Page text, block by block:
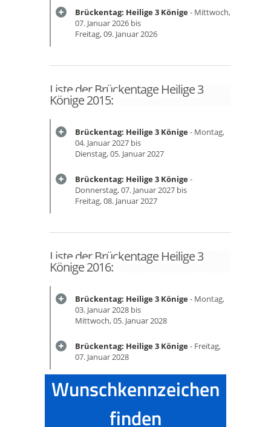
Brückentag: Heilige 3 Könige- Mittwoch,
07. Januar 2026 bis
Freitag, 09. Januar 2026
Liste der Brückentage Heilige 3
Könige 2015:
Brückentag: Heilige 3 Könige- Montag,
04. Januar 2027 bis
Dienstag, 05. Januar 2027
Brückentag: Heilige 3 Könige-
Donnerstag, 07. Januar 2027 bis
Freitag, 08. Januar 2027
Liste der Brückentage Heilige 3
Könige 2016:
Brückentag: Heilige 3 Könige- Montag,
03. Januar 2028 bis
Mittwoch, 05. Januar 2028
Brückentag: Heilige 3 Könige- Freitag,
07. Januar 2028